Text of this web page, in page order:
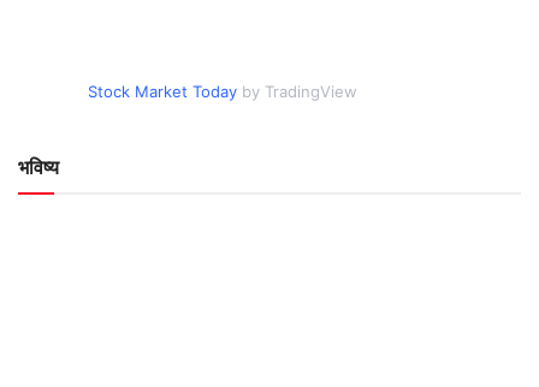
Stock Market Today by TradingView
भविष्य